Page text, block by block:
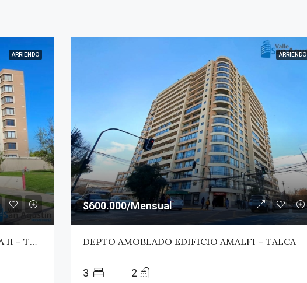
ARRIENDO
DEPTO EDIFICIO HACIENDA ESMERALDA II – TALCA
ARRIENDO
$600.000/Mensual
DEPTO AMOBLADO EDIFICIO AMALFI – TALCA
3 2